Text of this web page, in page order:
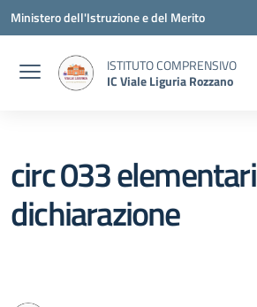
Vai ai contenuti
Vai al menu di navigazione
Vai al footer
Ministero dell'Istruzione e del Merito
ISTITUTO COMPRENSIVO
IC Viale Liguria Rozzano
circ 033 elementari
dichiarazione